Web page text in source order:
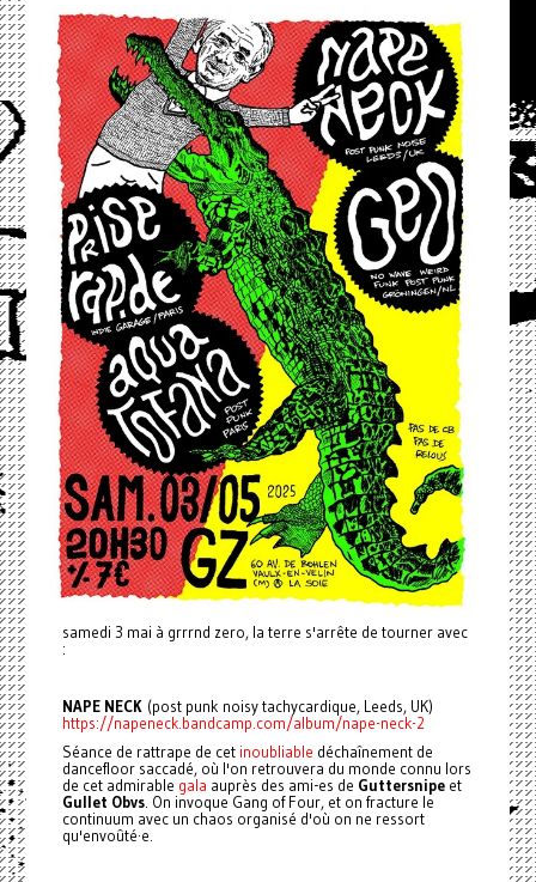
samedi 3 mai à grrrnd zero, la terre s'arrête de tourner avec
:
NAPE NECK (post punk noisy tachycardique, Leeds, UK)
https://napeneck.bandcamp.com/album/nape-neck-2
Séance de rattrape de cet inoubliable déchaînement de
dancefloor saccadé, où l'on retrouvera du monde connu lors
de cet admirable gala auprès des ami-es de Guttersnipeet
Gullet Obvs. On invoque Gang of Four, et on fracture le
continuum avec un chaos organisé d'où on ne ressort
qu'envoûté·e.